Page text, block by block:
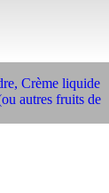
, Crème liquide
autres fruits de